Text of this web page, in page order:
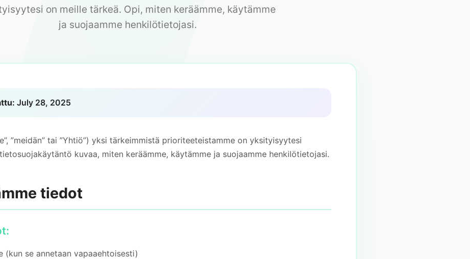
on meille tärkeä. Opi, miten keräämme, käytämme
ja suojaamme henkilötietojasi.
July 28, 2025
”meidän” tai ”Yhtiö”) yksi tärkeimmistä prioriteeteistamme on yksityisyytesi
kuvaa, miten keräämme, käytämme ja suojaamme henkilötietojasi.
tiedot
(kun se annetaan vapaaehtoisesti)